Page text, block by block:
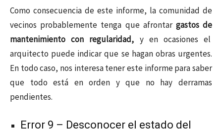
Como consecuencia de este informe, la comunidad de
vecinos probablemente tenga que afrontar gastos de
mantenimiento con regularidad, y en ocasiones el
arquitecto puede indicar que se hagan obras urgentes.
En todo caso, nos interesa tener este informe para saber
que todo está en orden y que no hay derramas
pendientes.
Error 9 – Desconocer el estado del